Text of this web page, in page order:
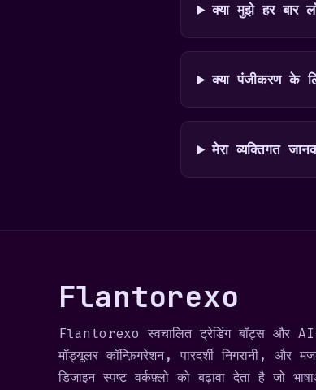
क्या मुझे हर बार
क्या पंजीकरण के
मेरा व्यक्तिगत
Flantorexo
Flantorexo स्वचालित ट्रेडिंग बॉट्स और AI-
मॉड्यूलर कॉन्फ़िगरेशन, पारदर्शी निगरानी, और
डिजाइन स्पष्ट वर्कफ़्लो को बढ़ावा देता है जो